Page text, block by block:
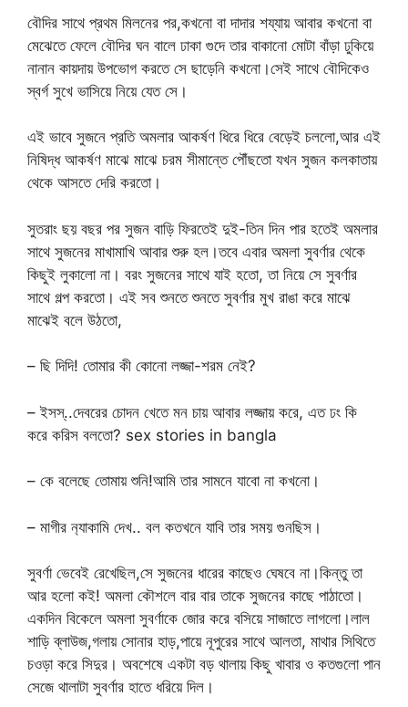
বৌদির সাথে প্রথম মিলনের পর,কখনো বা দাদার শয্যায় আবার কখনো বা
মেঝেতে ফেলে বৌদির ঘন বালে ঢাকা গুদে তার বাকানো মোটা বাঁড়া ঢুকিয়ে
নানান কায়দায় উপভোগ করতে সে ছাড়েনি কখনো।সেই সাথে বৌদিকেও
স্বর্গ সুখে ভাসিয়ে নিয়ে যেত সে।
এই ভাবে সুজনে প্রতি অমলার আকর্ষণ ধিরে ধিরে বেড়েই চললো,আর এই
নিষিদ্ধ আকর্ষণ মাঝে মাঝে চরম সীমান্তে পৌঁছতো যখন সুজন কলকাতায়
থেকে আসতে দেরি করতো।
সুতরাং ছয় বছর পর সুজন বাড়ি ফিরতেই দুই-তিন দিন পার হতেই অমলার
সাথে সুজনের মাখামাখি আবার শুরু হল।তবে এবার অমলা সুবর্ণার থেকে
কিছুই লুকালো না। বরং সুজনের সাথে যাই হতো, তা নিয়ে সে সুবর্ণার
সাথে গল্প করতো। এই সব শুনতে শুনতে সুবর্ণার মুখ রাঙা করে মাঝে
মাঝেই বলে উঠতো,
– ছি দিদি! তোমার কী কোনো লজ্জা-শরম নেই?
– ইসস্..দেবরের চোদন খেতে মন চায় আবার লজ্জায় করে, এত ঢং কি
করে করিস বলতো? sex stories in bangla
– কে বলেছে তোমায় শুনি!আমি তার সামনে যাবো না কখনো।
– মাগীর ন‍্যাকামি দেখ.. বল কতখনে যাবি তার সময় গুনছিস।
সুবর্ণা ভেবেই রেখেছিল,সে সুজনের ধারের কাছেও ঘেষবে না।কিন্তু তা
আর হলো কই! অমলা কৌশলে বার বার তাকে সুজনের কাছে পাঠাতো।
একদিন বিকেলে অমলা সুবর্ণাকে জোর করে বসিয়ে সাজাতে লাগলো।লাল
শাড়ি ব্লাউজ,গলায় সোনার হাড়,পায়ে নূপুরের সাথে আলতা, মাথার সিথিতে
চওড়া করে সিদুর। অবশেষে একটা বড় থালায় কিছু খাবার ও কতগুলো পান
সেজে থালাটা সুবর্ণার হাতে ধরিয়ে দিল।